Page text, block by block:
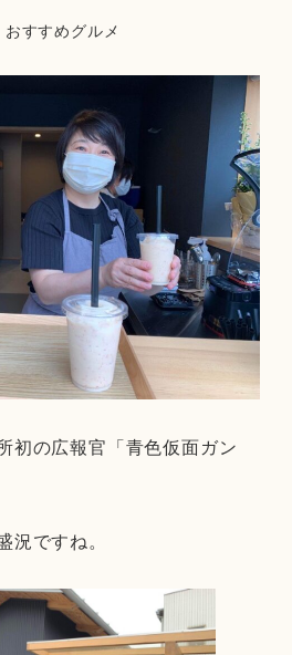
ゴリー（広報官ブログ）
おすすめグルメ
初の広報官「青色仮面ガン
況ですね。